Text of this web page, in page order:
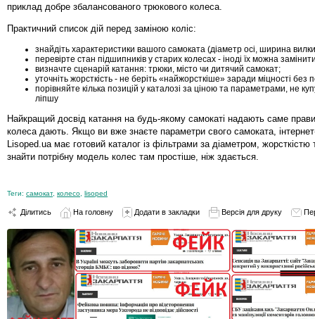
приклад добре збалансованого трюкового колеса.
Практичний список дій перед заміною коліс:
знайдіть характеристики вашого самоката (діаметр осі, ширина
перевірте стан підшипників у старих колесах - іноді їх можна
визначте сценарій катання: трюки, місто чи дитячий самокат;
уточніть жорсткість - не беріть «найжорсткіше» заради міцності без
порівняйте кілька позицій у каталозі за ціною та параметрами, не
ліпшу
Найкращий досвід катання на будь-якому самокаті надають саме
колеса дають. Якщо ви вже знаєте параметри свого самоката,
Lisoped.ua має готовий каталог із фільтрами за діаметром,
знайти потрібну модель колес там простіше, ніж здається.
Теги: самокат, колесо lisoped
Ділитись На головну Додати в закладки Версія для друку